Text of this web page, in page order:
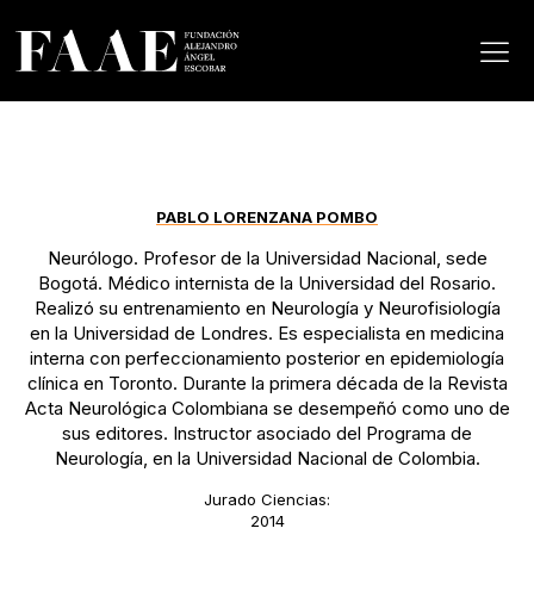
PABLO LORENZANA POMBO
Neurólogo. Profesor de la Universidad Nacional, sede
Bogotá. Médico internista de la Universidad del Rosario.
Realizó su entrenamiento en Neurología y Neurofisiología
en la Universidad de Londres. Es especialista en medicina
interna con perfeccionamiento posterior en epidemiología
clínica en Toronto. Durante la primera década de la Revista
Acta Neurológica Colombiana se desempeñó como uno de
sus editores. Instructor asociado del Programa de
Neurología, en la Universidad Nacional de Colombia.
Jurado Ciencias:
2014